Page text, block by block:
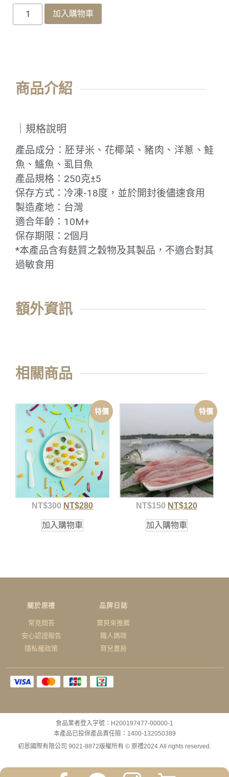
加入購物車
商品介紹
｜規格說明
產品成分：胚芽米、花椰菜、豬肉、洋蔥、鮭
魚、鱸魚、虱目魚
產品規格：250克±5
保存方式：冷凍-18度，並於開封後儘速食用
製造產地：台灣
適合年齡：10M+
保存期限：2個月
*本產品含有麩質之穀物及其製品，不適合對其
過敏食用
額外資訊
相關商品
特價
NT$300 NT$280
加入購物車
特價
NT$150 NT$120
加入購物車
關於原禮
常見問答
安心認證報告
隱私權政策
品牌日誌
寶貝來推薦
職人媽咪
育兒書房
食品業者登入字號：H200197477-00000-1
本產品已投保產品責任險：1400-132050389
初恩國際有限公司 9021-8872版權所有 © 原禮2024 All rights reserved.